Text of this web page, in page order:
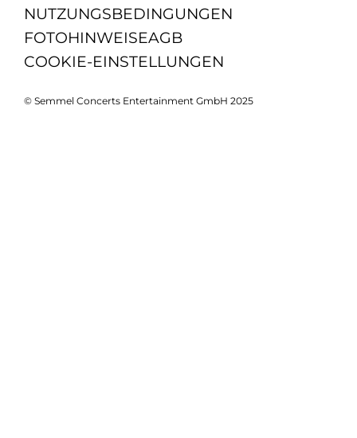
NUTZUNGSBEDINGUNGEN
FOTOHINWEISEAGB
COOKIE-EINSTELLUNGEN
© Semmel Concerts Entertainment GmbH 2025